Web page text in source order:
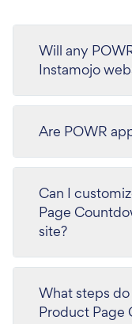
Will any
Instamojo
Are POWR
Can I
Page
site?
What steps
Product Page